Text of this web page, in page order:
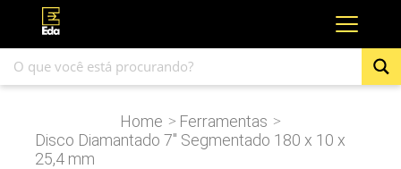
Home > Ferramentas >
Disco Diamantado 7″ Segmentado 180 x 10 x
25,4 mm